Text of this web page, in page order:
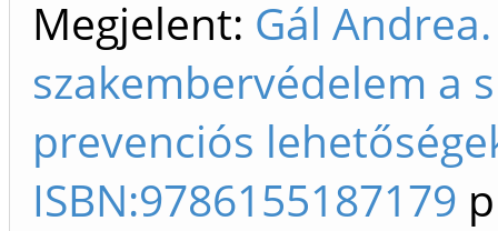
Megjelent: Gál
szakembervédelem a
prevenciós
ISBN:9786155187179